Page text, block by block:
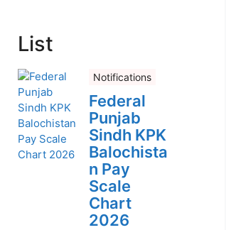
List
Notifications
Federal
Punjab
Sindh KPK
Balochista
n Pay
Scale
Chart
2026